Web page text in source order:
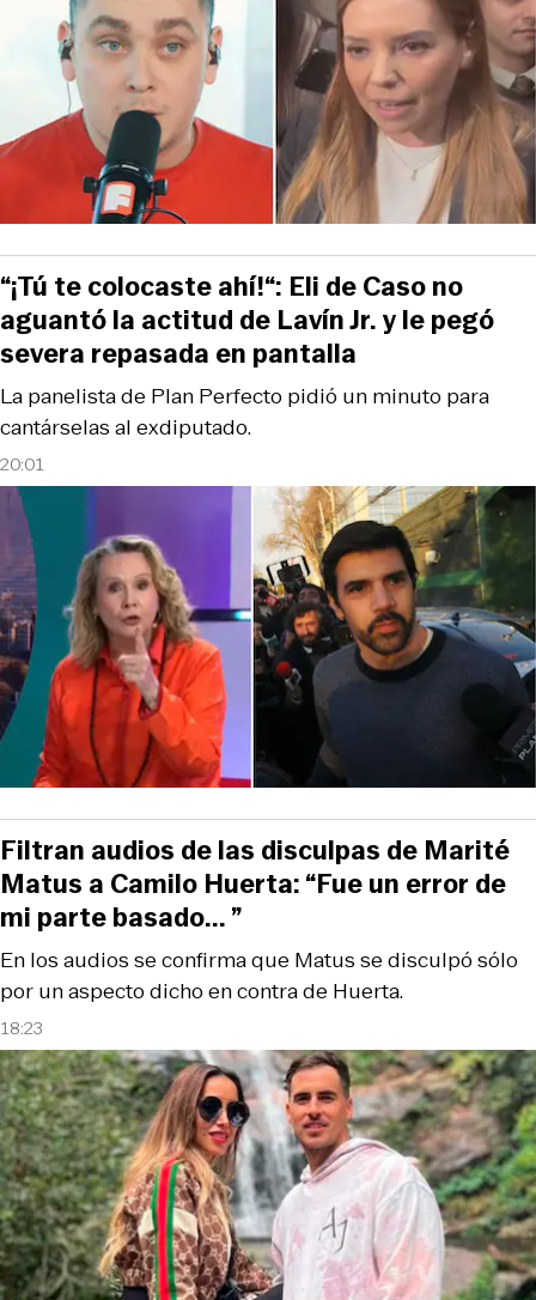
20:01
La panelista de Plan Perfecto pidió un minuto para
cantárselas al exdiputado.
“¡Tú te colocaste ahí!“: Eli de Caso no
aguantó la actitud de Lavín Jr. y le pegó
severa repasada en pantalla
18:23
En los audios se confirma que Matus se disculpó sólo
por un aspecto dicho en contra de Huerta.
Filtran audios de las disculpas de Marité
Matus a Camilo Huerta: “Fue un error de
mi parte basado... ”